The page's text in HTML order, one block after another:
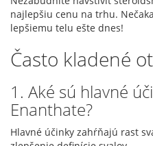
najlepšiu cenu na trhu.
lepšiemu telu ešte dnes!
Často kladené
1. Aké sú hlavné
Enanthate?
Hlavné účinky zahŕňajú rast